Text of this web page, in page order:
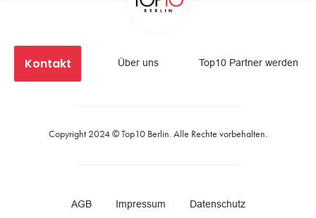
Kontakt Über uns Top10 Partner werden
Copyright 2024 ©Top10 Berlin. Alle Rechte vorbehalten.
AGB Impressum Datenschutz